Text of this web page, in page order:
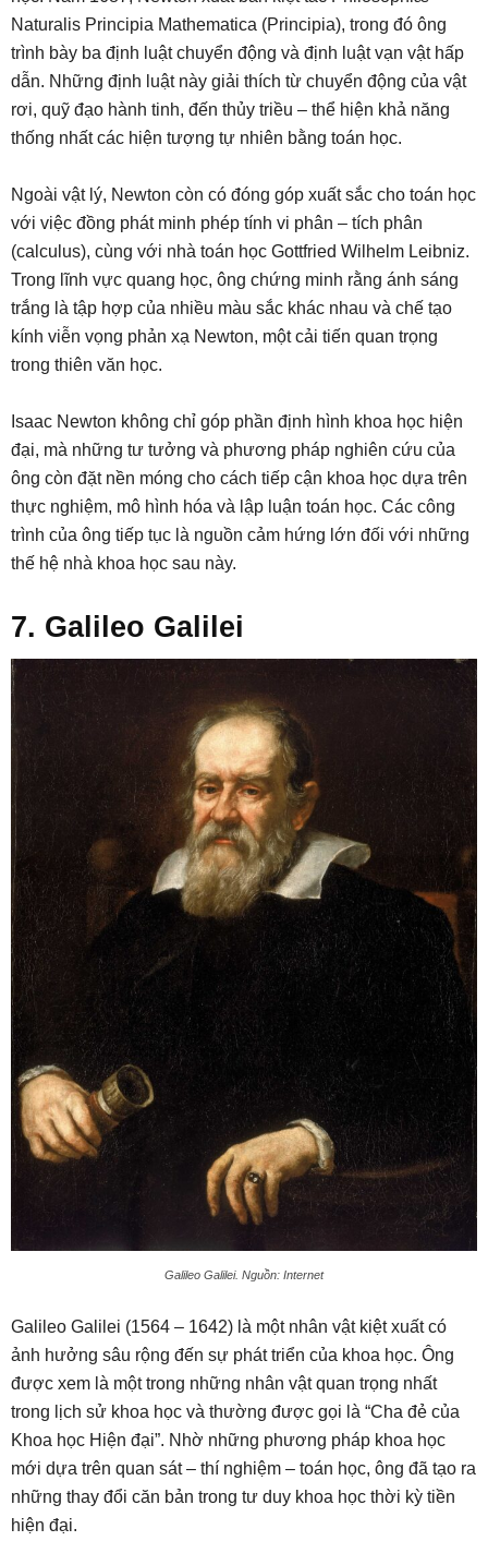
Naturalis Principia Mathematica (Principia), trong đó ông
trình bày ba định luật chuyển động và định luật vạn vật hấp
dẫn. Những định luật này giải thích từ chuyển động của vật
rơi, quỹ đạo hành tinh, đến thủy triều – thể hiện khả năng
thống nhất các hiện tượng tự nhiên bằng toán học.
Ngoài vật lý, Newton còn có đóng góp xuất sắc cho toán học
với việc đồng phát minh phép tính vi phân – tích phân
(calculus), cùng với nhà toán học Gottfried Wilhelm Leibniz.
Trong lĩnh vực quang học, ông chứng minh rằng ánh sáng
trắng là tập hợp của nhiều màu sắc khác nhau và chế tạo
kính viễn vọng phản xạ Newton, một cải tiến quan trọng
trong thiên văn học.
Isaac Newton không chỉ góp phần định hình khoa học hiện
đại, mà những tư tưởng và phương pháp nghiên cứu của
ông còn đặt nền móng cho cách tiếp cận khoa học dựa trên
thực nghiệm, mô hình hóa và lập luận toán học. Các công
trình của ông tiếp tục là nguồn cảm hứng lớn đối với những
thế hệ nhà khoa học sau này.
7. Galileo Galilei
Galileo Galilei. Nguồn: Internet
Galileo Galilei (1564 – 1642) là một nhân vật kiệt xuất có
ảnh hưởng sâu rộng đến sự phát triển của khoa học. Ông
được xem là một trong những nhân vật quan trọng nhất
trong lịch sử khoa học và thường được gọi là “Cha đẻ của
Khoa học Hiện đại”. Nhờ những phương pháp khoa học
mới dựa trên quan sát – thí nghiệm – toán học, ông đã tạo ra
những thay đổi căn bản trong tư duy khoa học thời kỳ tiền
hiện đại.